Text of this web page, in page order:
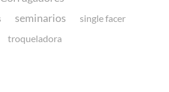
seminarios single facer
troqueladora